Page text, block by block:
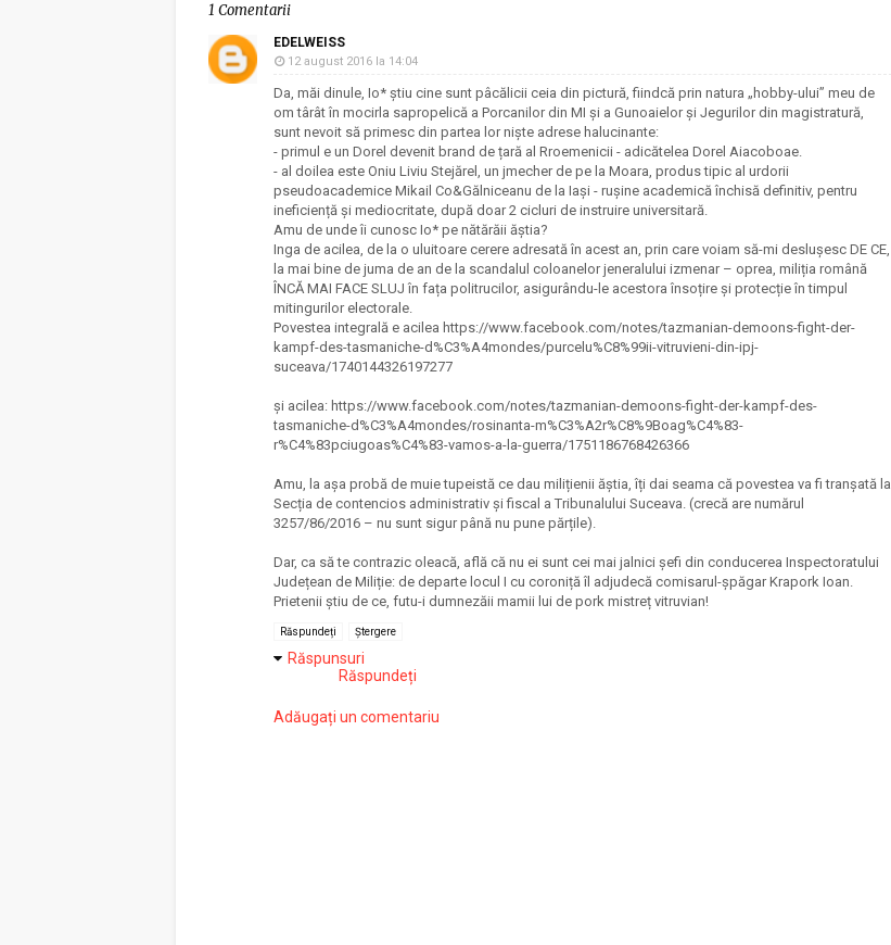
1 Comentarii
EDELWEISS
12 august 2016 la 14:04
Da, măi dinule, Io* știu cine sunt pâcălicii ceia din pictură, fiindcă prin natura „hobby-ului” meu de
om târât în mocirla sapropelică a Porcanilor din MI și a Gunoaielor și Jegurilor din magistratură,
sunt nevoit să primesc din partea lor niște adrese halucinante:
- primul e un Dorel devenit brand de țară al Rroemenicii - adicătelea Dorel Aiacoboae.
- al doilea este Oniu Liviu Stejărel, un jmecher de pe la Moara, produs tipic al urdorii
pseudoacademice Mikail Co&Gălniceanu de la Iași - rușine academică închisă definitiv, pentru
ineficiență și mediocritate, după doar 2 cicluri de instruire universitară.
Amu de unde îi cunosc Io* pe nătărăii ăștia?
Inga de acilea, de la o uluitoare cerere adresată în acest an, prin care voiam să-mi deslușesc DE CE,
la mai bine de juma de an de la scandalul coloanelor jeneralului izmenar – oprea, miliția română
ÎNCĂ MAI FACE SLUJ în fața politrucilor, asigurându-le acestora însoțire și protecție în timpul
mitingurilor electorale.
Povestea integrală e acilea https://www.facebook.com/notes/tazmanian-demoons-fight-der-
kampf-des-tasmaniche-d%C3%A4mondes/purcelu%C8%99ii-vitruvieni-din-ipj-
suceava/1740144326197277
și acilea: https://www.facebook.com/notes/tazmanian-demoons-fight-der-kampf-des-
tasmaniche-d%C3%A4mondes/rosinanta-m%C3%A2r%C8%9Boag%C4%83-
r%C4%83pciugoas%C4%83-vamos-a-la-guerra/1751186768426366
Amu, la așa probă de muie tupeistă ce dau milițienii ăștia, îți dai seama că povestea va fi tranșată la
Secția de contencios administrativ și fiscal a Tribunalului Suceava. (crecă are numărul
3257/86/2016 – nu sunt sigur până nu pune părțile).
Dar, ca să te contrazic oleacă, află că nu ei sunt cei mai jalnici șefi din conducerea Inspectoratului
Județean de Miliție: de departe locul I cu coroniță îl adjudecă comisarul-șpăgar Krapork Ioan.
Prietenii știu de ce, futu-i dumnezăii mamii lui de pork mistreț vitruvian!
Răspundeți Ștergere
Răspunsuri
Răspundeți
Adăugați un comentariu